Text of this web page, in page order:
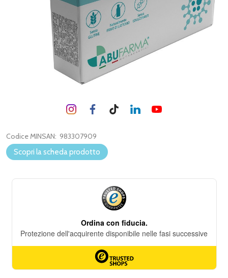
Codice MINSAN: 983307909
Scopri la scheda prodotto